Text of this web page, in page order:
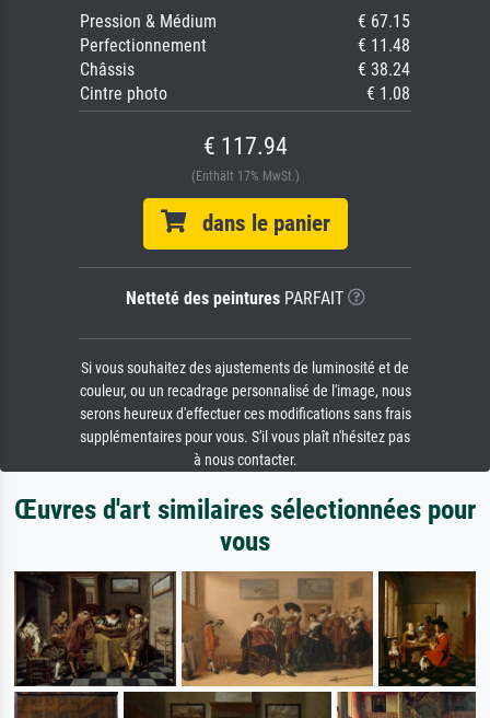
Pression & Médium
€ 67.15
Perfectionnement
€ 11.48
Châssis
€ 38.24
Cintre photo
€ 1.08
€ 117.94
(Enthält 17% MwSt.)
dans le panier
Netteté des peinturesPARFAIT
Si vous souhaitez des ajustements de luminosité et de
couleur, ou un recadrage personnalisé de l'image, nous
serons heureux d'effectuer ces modifications sans frais
supplémentaires pour vous. S'il vous plaît n'hésitez pas
à nous contacter.
Œuvres d'art similaires sélectionnées pour
vous